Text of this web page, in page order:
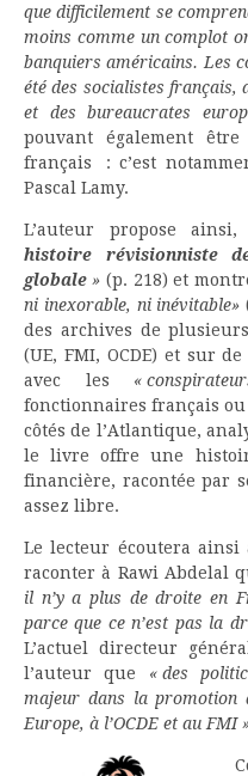
que difficilement se
moins comme un complot
banquiers américains. Les
été des socialistes français,
et des bureaucrates
pouvant également
français : c’est
Pascal Lamy.
L’auteur propose
histoire révisionniste
globale » (p. 218) et
ni inexorable, ni inévitable»
des archives de
(UE, FMI, OCDE) et sur
avec les «
fonctionnaires français
côtés de l’Atlantique,
le livre offre une
financière, racontée par
assez libre.
Le lecteur écoutera ainsi
raconter à Rawi Abdelal
il n’y a plus de droite en
parce que ce n’est pas la
L’actuel directeur
l’auteur que « des
majeur dans la promotion
Europe, à l’OCDE et au FMI